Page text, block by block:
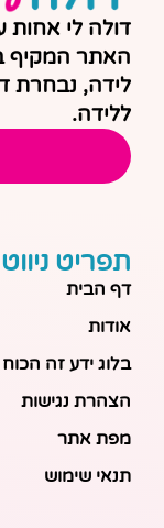
דולה לי אחות
האתר המקיף
לידה, נבחרת
ללידה.
תפריט ניווט
דף הבית
אודות
בלוג ידע זה
הצהרת נגישות
מפת אתר
תנאי שימוש